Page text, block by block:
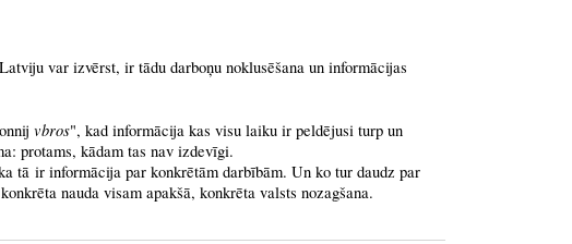
var izvērst, ir tādu darboņu noklusēšana un informācijas
vbros", kad informācija kas visu laiku ir peldējusi turp un
protams, kādam tas nav izdevīgi.
tā ir informācija par konkrētām darbībām. Un ko tur daudz par
nauda visam apakšā, konkrēta valsts nozagšana.